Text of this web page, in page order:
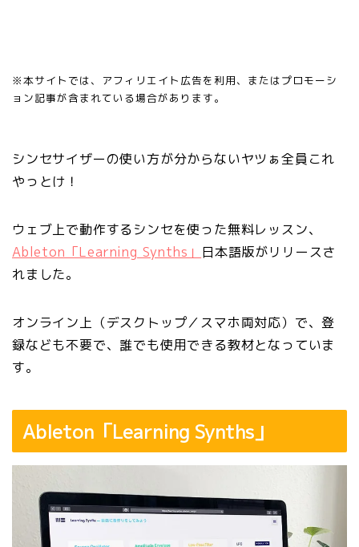
※本サイトでは、アフィリエイト広告を利用、またはプロモーシ
ョン記事が含まれている場合があります。
シンセサイザーの使い方が分からないヤツぁ全員これ
やっとけ！
ウェブ上で動作するシンセを使った無料レッスン、
Ableton「Learning Synths」 日本語版がリリースさ
れました。
オンライン上（デスクトップ／スマホ両対応）で、登
録なども不要で、誰でも使用できる教材となっていま
す。
Ableton「Learning Synths」